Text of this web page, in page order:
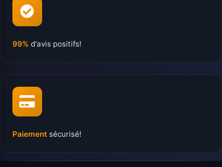
99% d'avis positifs!
Paiement sécurisé!